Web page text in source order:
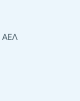
ΑΕΛ